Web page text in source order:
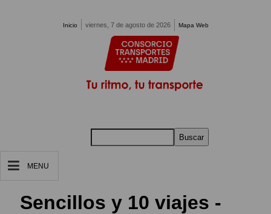
Inicio viernes, 7 de agosto de 2026 Mapa Web
Buscar
MENU
Sencillos y 10 viajes -